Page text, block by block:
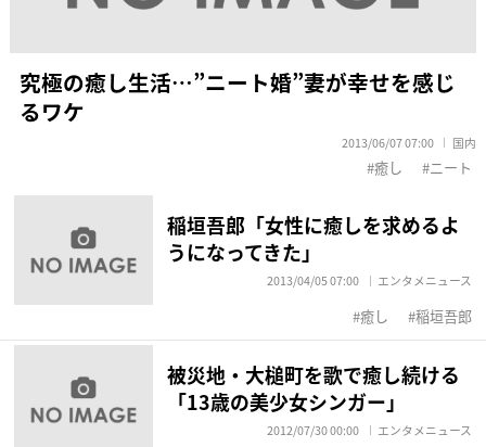
究極の癒し生活…”ニート婚”妻が幸せを感じ
るワケ
2013/06/07 07:00 国内
癒し ニート
稲垣吾郎「女性に癒しを求めるよ
うになってきた」
2013/04/05 07:00 エンタメニュース
癒し 稲垣吾郎
被災地・大槌町を歌で癒し続ける
「13歳の美少女シンガー」
2012/07/30 00:00 エンタメニュース